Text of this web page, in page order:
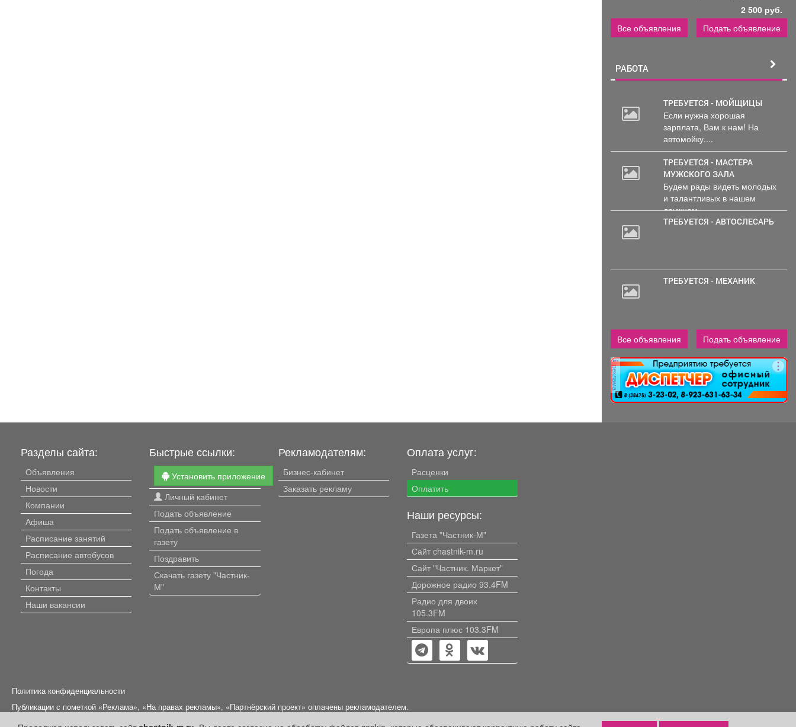
2 500 руб.
Все объявления
Подать объявление
РАБОТА
ТРЕБУЕТСЯ - МОЙЩИЦЫ
Если нужна хорошая
зарплата, Вам к нам! На
автомойку....
ТРЕБУЕТСЯ - МАСТЕРА
МУЖСКОГО ЗАЛА
Будем рады видеть молодых
и талантливых в нашем
дружном...
ТРЕБУЕТСЯ - АВТОСЛЕСАРЬ
ТРЕБУЕТСЯ - МЕХАНИК
Все объявления Подать объявление
реклама
Разделы сайта:
Объявления
Новости
Компании
Афиша
Расписание занятий
Расписание автобусов
Погода
Контакты
Наши вакансии
Быстрые ссылки:
Установить приложение
Личный кабинет
Подать объявление
Подать объявление в
газету
Поздравить
Скачать газету "Частник-
М"
Рекламодателям:
Бизнес-кабинет
Заказать рекламу
Оплата услуг:
Расценки
Оплатить
Наши ресурсы:
Газета "Частник-М"
Сайт chastnik-m.ru
Сайт "Частник. Маркет"
Дорожное радио 93.4FM
Радио для двоих
105.3FM
Европа плюс 103.3FM
Политика конфиденциальности
Публикации с пометкой «Реклама», «На правах рекламы», «Партнёрский проект» оплачены рекламодателем.